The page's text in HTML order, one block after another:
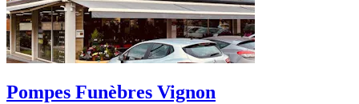
Pompes Funèbres Vignon